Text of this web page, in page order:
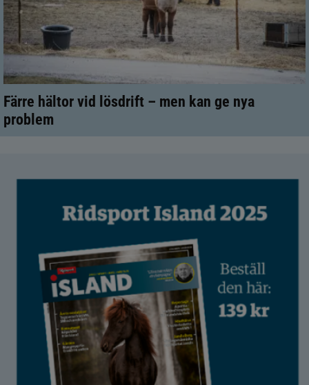
Färre hältor vid lösdrift – men kan ge nya
problem